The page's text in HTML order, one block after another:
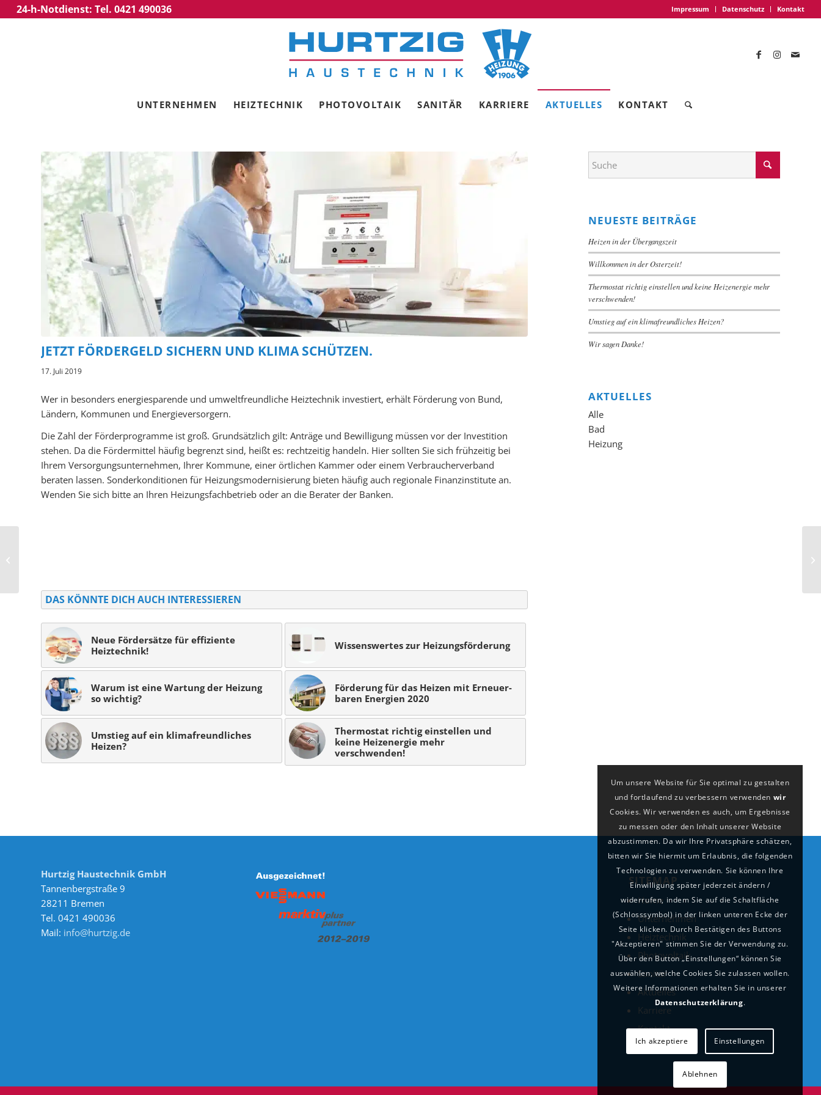
Impressum Datenschutz Kontakt
24-h-Notdienst: Tel. 0421 490036
UNTERNEHMEN HEIZTECHNIK PHOTOVOLTAIK SANITÄR KARRIERE AKTUELLES KONTAKT
JETZT FÖRDERGELD SICHERN UND KLIMA SCHÜTZEN.
17. Juli 2019
Wer in besonders energiesparende und umweltfreundliche Heiztechnik investiert, erhält Förderung von Bund,
Ländern, Kommunen und Energieversorgern.
Die Zahl der Förderprogramme ist groß. Grundsätzlich gilt: Anträge und Bewilligung müssen vor der Investition
stehen. Da die Fördermittel häufig begrenzt sind, heißt es: rechtzeitig handeln. Hier sollten Sie sich frühzeitig bei
Ihrem Versorgungsunternehmen, Ihrer Kommune, einer örtlichen Kammer oder einem Verbraucherverband
beraten lassen. Sonderkonditionen für Heizungsmodernisierung bieten häufig auch regionale Finanzinstitute an.
Wenden Sie sich bitte an Ihren Heizungsfachbetrieb oder an die Berater der Banken.
DAS KÖNNTE DICH AUCH INTERESSIEREN
Neue Fördersätze für effiziente
Heiztechnik!
Wissenswertes zur Heizungsförderung
Warum ist eine Wartung der Heizung
so wichtig?
Förderung für das Hei­zen mit Er­neu­er­
ba­ren Ener­gi­en 2020
Umstieg auf ein klimafreundliches
Heizen?
Thermostat richtig einstellen und
keine Heizenergie mehr
verschwenden!
NEUESTE BEITRÄGE
Heizen in der Übergangszeit
Willkommen in der Osterzeit!
Thermostat richtig einstellen und keine Heizenergie mehr
verschwenden!
Umstieg auf ein klimafreundliches Heizen?
Wir sagen Danke!
AKTUELLES
Alle
Bad
Heizung
Hurtzig Haustechnik GmbH
Tannenbergstraße 9
28211 Bremen
Tel. 0421 490036
Mail: info@hurtzig.de
SITEMAP
Home
Unternehmen
Heiztechnik
Photovoltaik
Sanitär
Aktuelles
Karriere
Kontakt
Um unsere Website für Sie optimal zu gestalten
und fortlaufend zu verbessern verwenden wir
Cookies. Wir verwenden es auch, um Ergebnisse
zu messen oder den Inhalt unserer Website
abzustimmen. Da wir Ihre Privatsphäre schätzen,
bitten wir Sie hiermit um Erlaubnis, die folgenden
Technologien zu verwenden. Sie können Ihre
Einwilligung später jederzeit ändern /
widerrufen, indem Sie auf die Schaltfläche
(Schlosssymbol) in der linken unteren Ecke der
Seite klicken. Durch Bestätigen des Buttons
"Akzeptieren" stimmen Sie der Verwendung zu.
Über den Button „Einstellungen“ können Sie
auswählen, welche Cookies Sie zulassen wollen.
Weitere Informationen erhalten Sie in unserer
Datenschutzerklärung.
Ich akzeptiere Einstellungen
Ablehnen